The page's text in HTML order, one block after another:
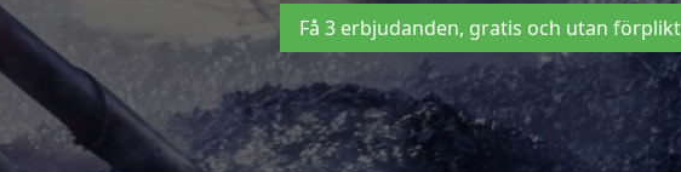
Få 3 erbjudanden, gratis och utan